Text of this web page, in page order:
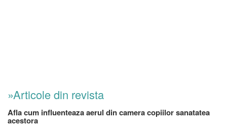
»Articole din revista
Afla cum influenteaza aerul din camera copiilor sanatatea
acestora